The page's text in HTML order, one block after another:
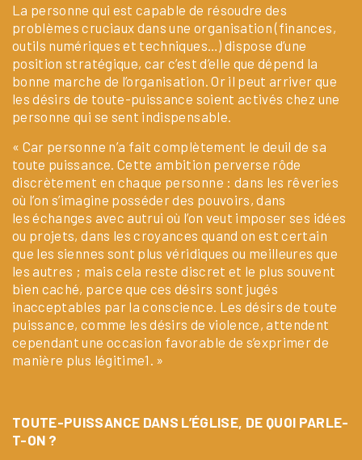
La personne qui est capable de résoudre des
problèmes cruciaux dans une organisation (finances,
outils numériques et techniques…) dispose d’une
position stratégique, car c’est d’elle que dépend la
bonne marche de l’organisation. Or il peut arriver que
les désirs de toute-puissance soient activés chez une
personne qui se sent indispensable.
« Car personne n’a fait complètement le deuil de sa
toute puissance. Cette ambition perverse rôde
discrètement en chaque personne : dans les rêveries
où l’on s’imagine posséder des pouvoirs, dans
les échanges avec autrui où l’on veut imposer ses idées
ou projets, dans les croyances quand on est certain
que les siennes sont plus véridiques ou meilleures que
les autres ; mais cela reste discret et le plus souvent
bien caché, parce que ces désirs sont jugés
inacceptables par la conscience. Les désirs de toute
puissance, comme les désirs de violence, attendent
cependant une occasion favorable de s’exprimer de
manière plus légitime1. »
TOUTE-PUISSANCE DANS L’ÉGLISE, DE QUOI PARLE-
T-ON ?